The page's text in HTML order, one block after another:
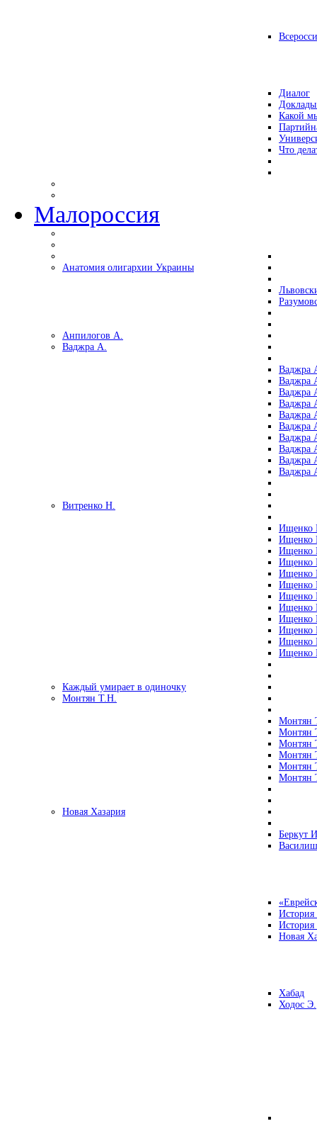
Диалог
Какой
Что
Малороссия
Анатомия олигархии Украины
Анпилогов А.
Ваджра А.
Ваджра
Ваджра
Ваджра
Ваджра
Ваджра
Ваджра
Ваджра
Ваджра
Ваджра
Ваджра
Витренко Н.
Ищенко
Ищенко
Ищенко
Ищенко
Ищенко
Ищенко
Ищенко
Ищенко
Ищенко
Ищенко
Ищенко
Ищенко
Каждый умирает в одиночку
Монтян Т.Н.
Монтян
Монтян
Монтян
Монтян
Монтян
Монтян
Новая Хазария
Беркут
Новая
Хабад
Ходос Э.